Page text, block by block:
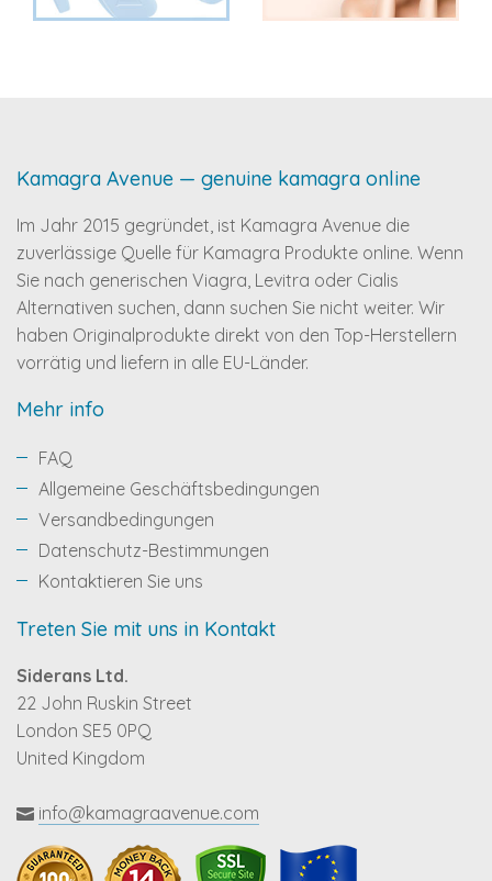
Kamagra Avenue — genuine kamagra online
Im Jahr 2015 gegründet, ist Kamagra Avenue die
zuverlässige Quelle für Kamagra Produkte online. Wenn
Sie nach generischen Viagra, Levitra oder Cialis
Alternativen suchen, dann suchen Sie nicht weiter. Wir
haben Originalprodukte direkt von den Top-Herstellern
vorrätig und liefern in alle EU-Länder.
Mehr info
FAQ
Allgemeine Geschäftsbedingungen
Versandbedingungen
Datenschutz-Bestimmungen
Kontaktieren Sie uns
Treten Sie mit uns in Kontakt
Siderans Ltd.
22 John Ruskin Street
London SE5 0PQ
United Kingdom
info@kamagraavenue.com